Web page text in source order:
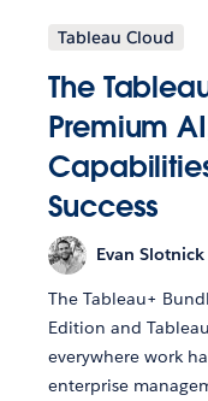
Tableau Cloud
The
Premium
Success
Evan Slotnick
The Tableau+
Edition and
everywhere work
enterprise